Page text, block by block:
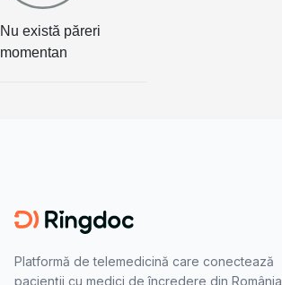
Nu există păreri
momentan
Platformă de telemedicină care conectează
pacienții cu medici de încredere din România